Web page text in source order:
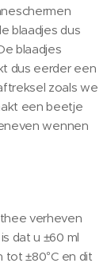
blaadjes dus
blaadjes
dus eerder een
zoals we
een beetje
wennen
verheven
dat u ±60 ml
±80°C en dit